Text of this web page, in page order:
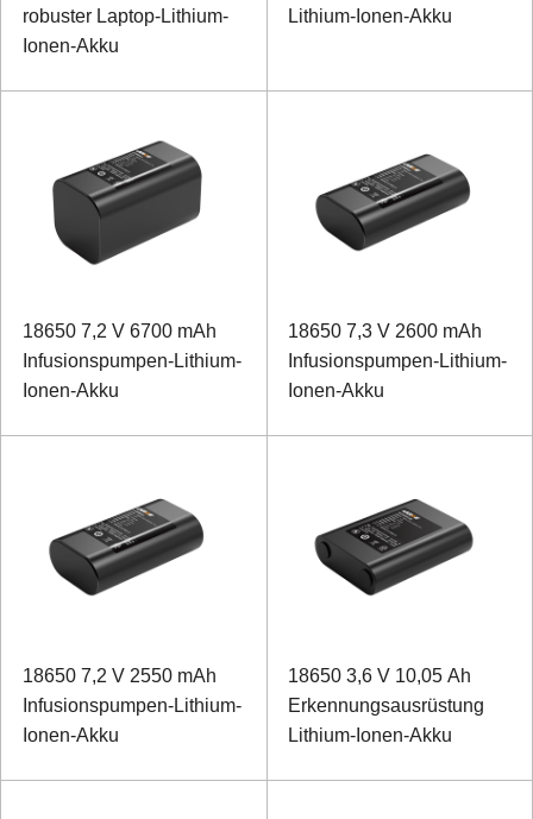
robuster Laptop-Lithium-
Ionen-Akku
Lithium-Ionen-Akku
18650 7,2 V 6700 mAh
Infusionspumpen-Lithium-
Ionen-Akku
18650 7,3 V 2600 mAh
Infusionspumpen-Lithium-
Ionen-Akku
18650 7,2 V 2550 mAh
Infusionspumpen-Lithium-
Ionen-Akku
18650 3,6 V 10,05 Ah
Erkennungsausrüstung
Lithium-Ionen-Akku